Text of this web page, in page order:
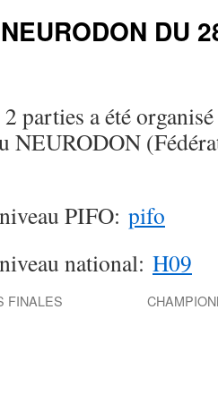
DU
parties a été
NEURODON
PIFO: pifo
national: H09
FINALES